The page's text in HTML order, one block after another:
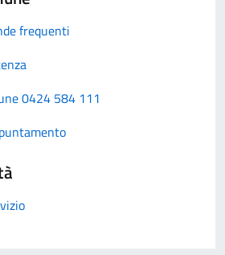
frequenti
0424 584 111